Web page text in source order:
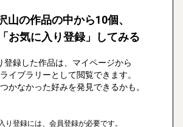
山の作品の中から10個、
お気に入り登録」してみる
登録した作品は、マイページから
イブラリーとして閲覧できます。
かなかった好みを発見できるかも。
り登録には、会員登録が必要です。